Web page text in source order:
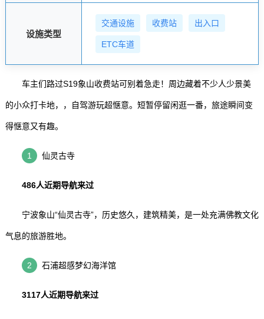
设施类型
交通设施 收费站 出入口
ETC车道
车主们路过S19象山收费站可别着急走！周边藏着不少人少景美
的小众打卡地，，自驾游玩超惬意。短暂停留闲逛一番，旅途瞬间变
得惬意又有趣。
1 仙灵古寺
486人近期导航来过
宁波象山“仙灵古寺”，历史悠久，建筑精美，是一处充满佛教文化
气息的旅游胜地。
2 石浦超感梦幻海洋馆
3117人近期导航来过